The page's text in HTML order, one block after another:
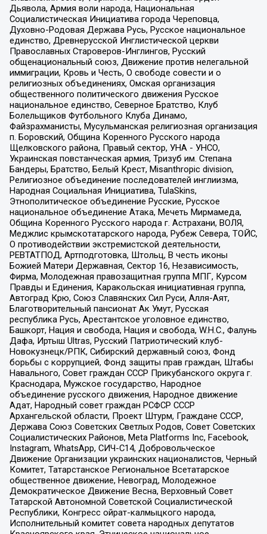
Дьявола, Армия воли народа, Национальная
Социалистическая Инициатива города Череповца,
Духовно-Родовая Держава Русь, Русское национальное
единство, Древнерусской Инглистической церкви
Православных Староверов-Инглингов, Русский
общенациональный союз, Движение против нелегальной
иммиграции, Кровь и Честь, О свободе совести и о
религиозных объединениях, Омская организация
общественного политического движения Русское
национальное единство, Северное Братство, Клуб
Болельщиков Футбольного Клуба Динамо,
Файзрахманисты, Мусульманская религиозная организация
п. Боровский, Община Коренного Русского народа
Щелковского района, Правый сектор, УНА - УНСО,
Украинская повстанческая армия, Тризуб им. Степана
Бандеры, Братство, Белый Крест, Misanthropic division,
Религиозное объединение последователей инглиизма,
Народная Социальная Инициатива, TulaSkins,
Этнополитическое объединение Русские, Русское
национальное объединение Атака, Мечеть Мирмамеда,
Община Коренного Русского народа г. Астрахани, ВОЛЯ,
Меджлис крымскотатарского народа, Рубеж Севера, ТОЙС,
О противодействии экстремистской деятельности,
РЕВТАТПОД, Артподготовка, Штольц, В честь иконы
Божией Матери Державная, Сектор 16, Независимость,
Фирма, Молодежная правозащитная группа МПГ, Курсом
Правды и Единения, Каракольская инициативная группа,
Автоград Крю, Союз Славянских Сил Руси, Алля-Аят,
Благотворительный пансионат Ак Умут, Русская
республика Русь, Арестантское уголовное единство,
Башкорт, Нация и свобода, Нация и свобода, W.H.С., Фалунь
Дафа, Иртыш Ultras, Русский Патриотический клуб-
Новокузнецк/РПК, Сибирский державный союз, Фонд
борьбы с коррупцией, Фонд защиты прав граждан, Штабы
Навального, Совет граждан СССР Прикубанского округа г.
Краснодара, Мужское государство, Народное
объединение русского движения, Народное движение
Адат, Народный совет граждан РСФСР СССР
Архангельской области, Проект Штурм, Граждане СССР,
Держава Союз Советских Светлых Родов, Совет Советских
Социалистических Районов, Meta Platforms Inc, Facebook,
Instagram, WhatsApp, СИЧ-С14, Добровольческое
Движение Организации украинских националистов, Черный
Комитет, Татарстанское Региональное Всетатарское
общественное движение, Невоград, Молодежное
Демократическое Движение Весна, Верховный Совет
Татарской Автономной Советской Социалистической
Республики, Конгресс ойрат-калмыцкого народа,
Исполнительный комитет совета народных депутатов